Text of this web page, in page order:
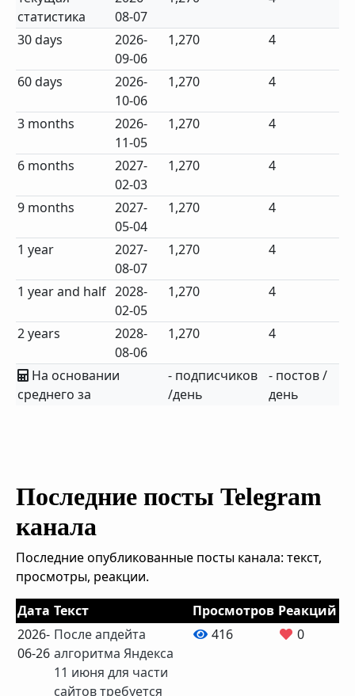
статистика
08-07
30 days
2026-
09-06
1,270 4
60 days
2026-
10-06
1,270 4
3 months
2026-
11-05
1,270 4
6 months
2027-
02-03
1,270 4
9 months
2027-
05-04
1,270 4
1 year
2027-
08-07
1,270 4
1 year and half 2028-
02-05
1,270 4
2 years
2028-
08-06
1,270 4
На основании
среднего за
- подписчиков
/день
- постов /
день
Последние посты Telegram
канала
Последние опубликованные посты канала: текст,
просмотры, реакции.
Дата Текст Просмотров Реакций
2026-
06-26
После апдейта
алгоритма Яндекса
11 июня для части
сайтов требуется
416 0